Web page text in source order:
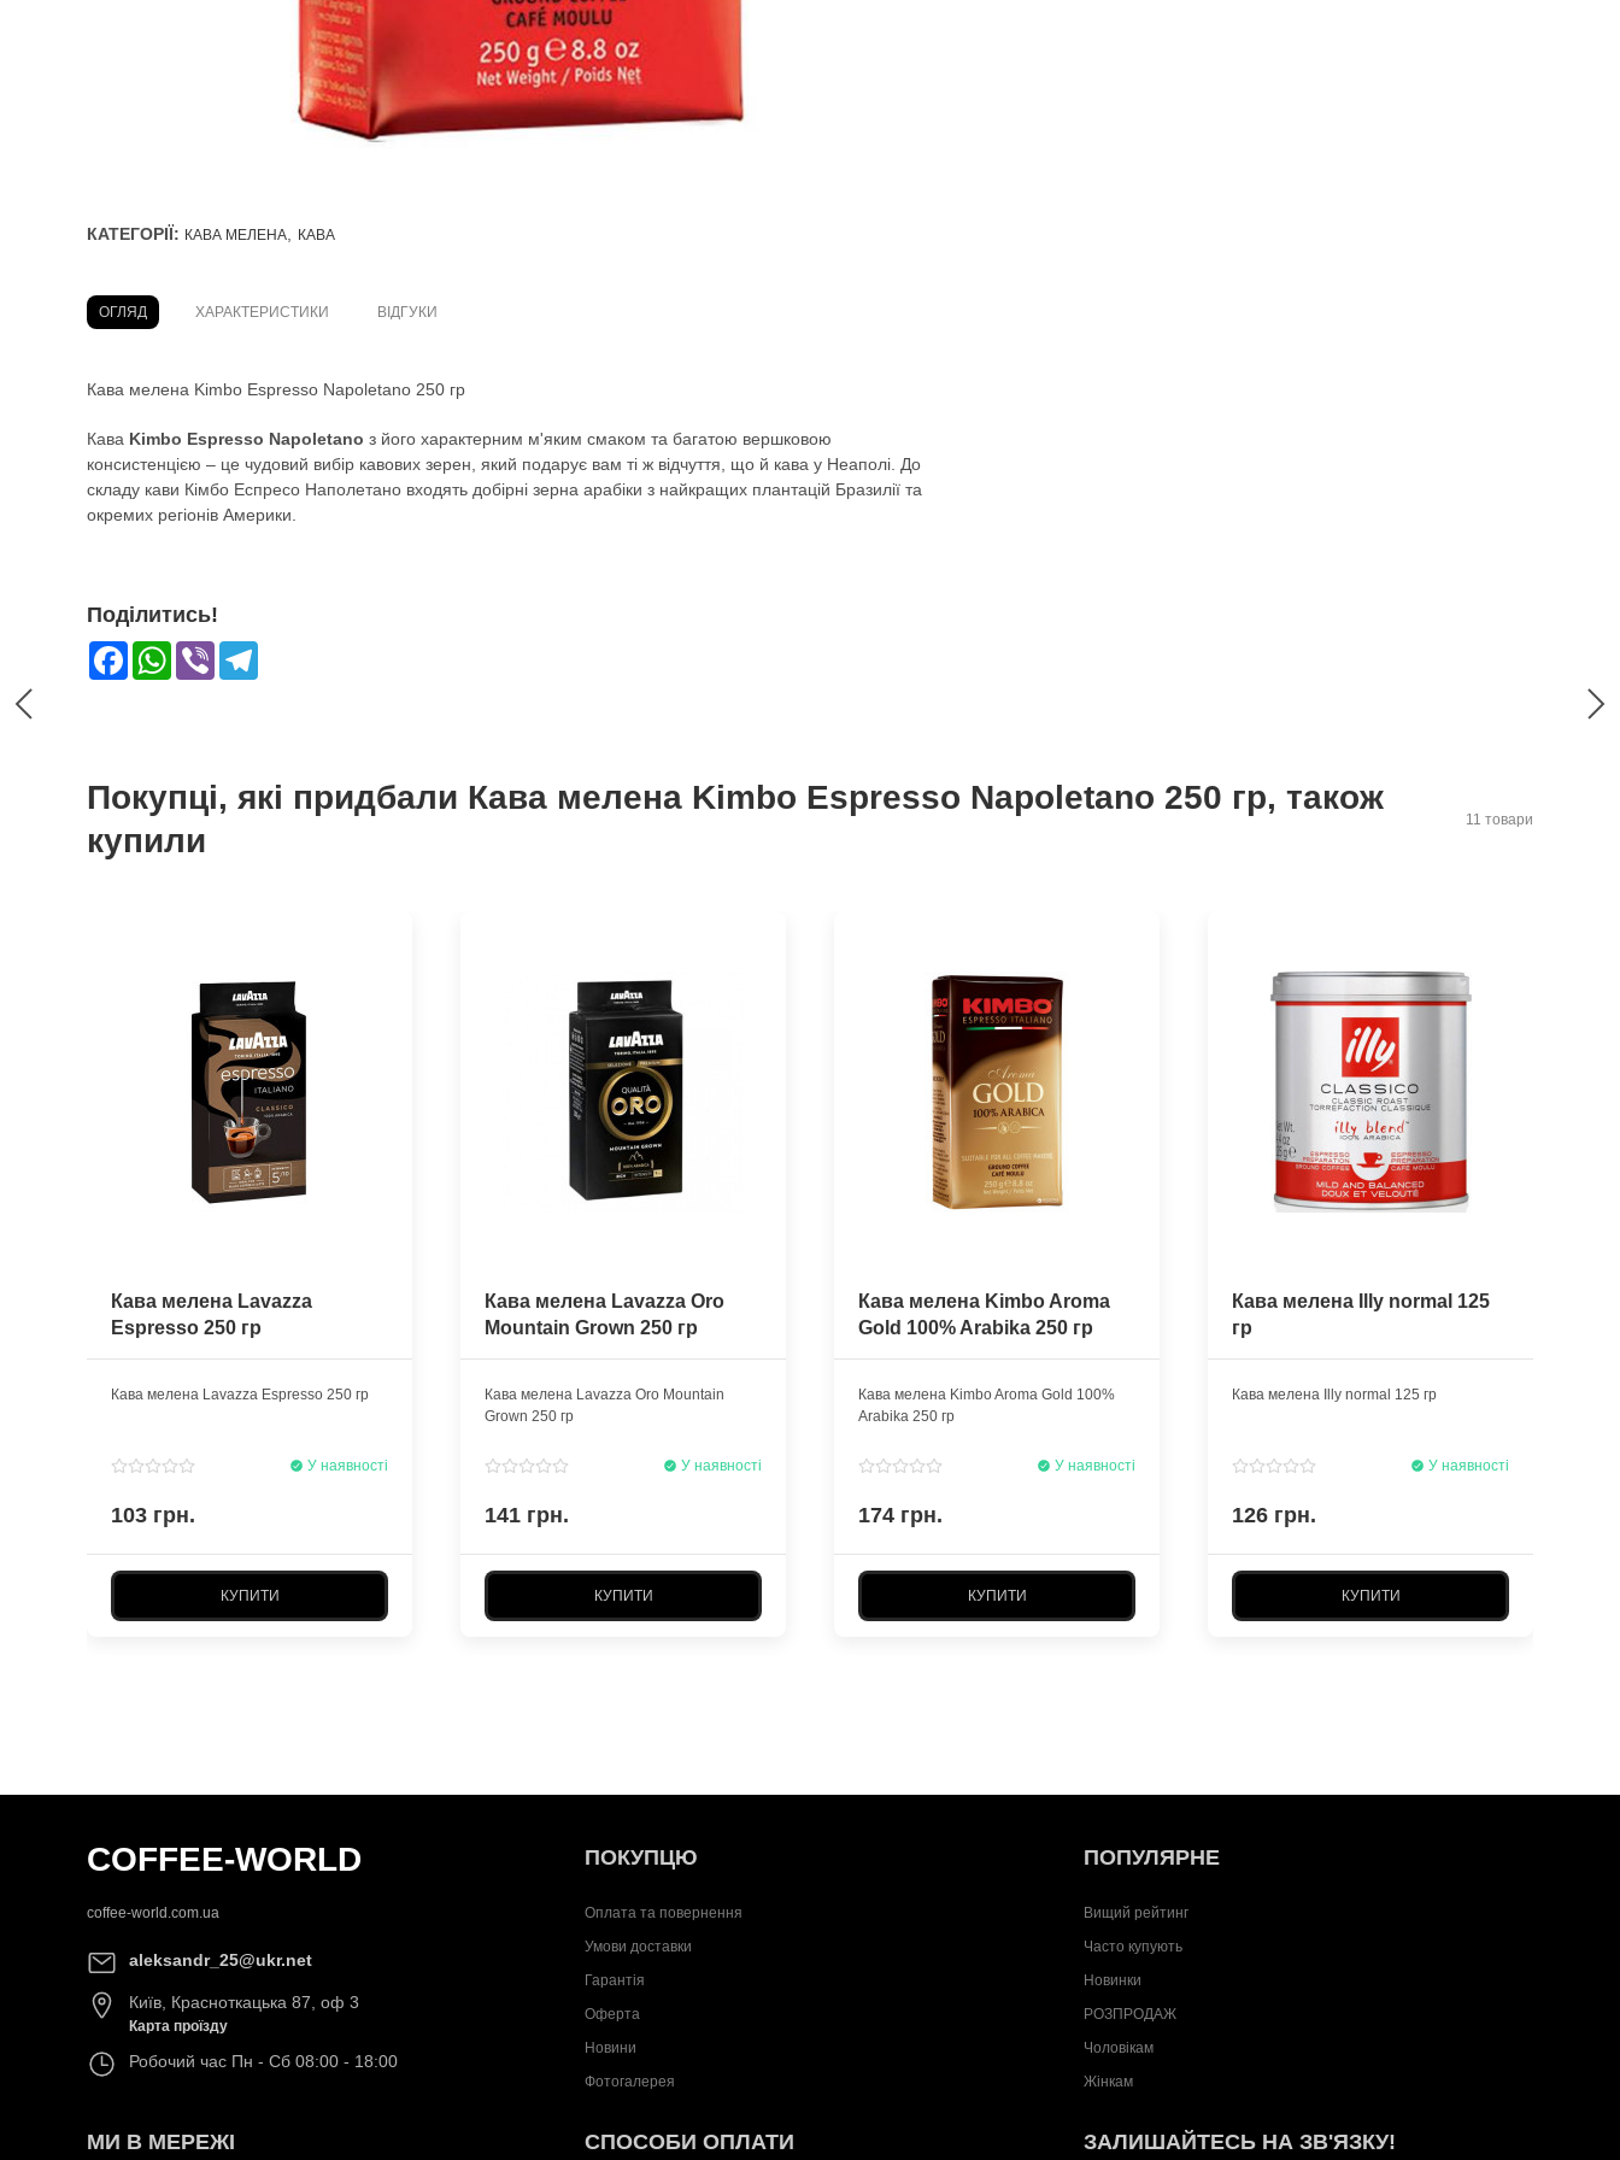
КАТЕГОРІЇ: КАВА МЕЛЕНА КАВА
ОГЛЯД ХАРАКТЕРИСТИКИ ВІДГУКИ
Кава мелена Kimbo Espresso Napoletano 250 гр
Кава Kimbo Espresso Napoletano з його характерним м'яким смаком та багатою вершковою
консистенцією – це чудовий вибір кавових зерен, який подарує вам ті ж відчуття, що й кава у Неаполі. До
складу кави Кімбо Еспресо Наполетано входять добірні зерна арабіки з найкращих плантацій Бразилії та
окремих регіонів Америки.
Поділитись!
FacebookWhatsApp
Viber
Покупці, які придбали Кава мелена Kimbo Espresso Napoletano 250 гр, також
купили
11 товари
Кава мелена Lavazza
Espresso 250 гр
Кава мелена Lavazza Espresso 250 гр
У наявності
103 грн.
КУПИТИ
Кава мелена Lavazza Oro
Mountain Grown 250 гр
Кава мелена Lavazza Oro Mountain
Grown 250 гр
У наявності
141 грн.
КУПИТИ
Кава мелена Kimbo Aroma
Gold 100% Arabika 250 гр
Кава мелена Kimbo Aroma Gold 100%
Arabika 250 гр
У наявності
174 грн.
КУПИТИ
Кава мелена Illy normal 125
гр
Кава мелена Illy normal 125 гр
У наявності
126 грн.
КУПИТИ
COFFEE-WORLD
coffee-world.com.ua
aleksandr_25@ukr.net
Київ Красноткацька 87, оф 3
Карта проїзду
Робочий час Пн - Сб 08:00 - 18:00
ПОКУПЦЮ
Оплата та повернення
Умови доставки
Гарантія
Оферта
Новини
Фотогалерея
ПОПУЛЯРНЕ
Вищий рейтинг
Часто купують
Новинки
РОЗПРОДАЖ
Чоловікам
Жінкам
МИ В МЕРЕЖІ СПОСОБИ ОПЛАТИ ЗАЛИШАЙТЕСЬ НА ЗВ'ЯЗКУ!